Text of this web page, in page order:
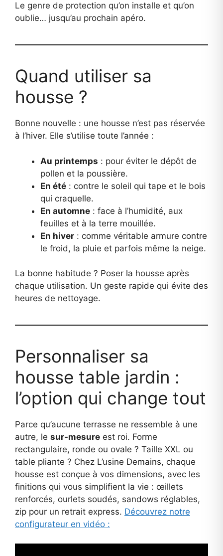
Le genre de protection qu’on installe et qu’on
oublie… jusqu’au prochain apéro.
Quand utiliser sa
housse ?
Bonne nouvelle : une housse n’est pas réservée
à l’hiver. Elle s’utilise toute l’année :
Au printemps : pour éviter le dépôt de
pollen et la poussière.
En été : contre le soleil qui tape et le bois
qui craquelle.
En automne : face à l’humidité, aux
feuilles et à la terre mouillée.
En hiver : comme véritable armure contre
le froid, la pluie et parfois même la neige.
La bonne habitude ? Poser la housse après
chaque utilisation. Un geste rapide qui évite des
heures de nettoyage.
Personnaliser sa
housse table jardin :
l’option qui change tout
Parce qu’aucune terrasse ne ressemble à une
autre, le sur-mesure est roi. Forme
rectangulaire, ronde ou ovale ? Taille XXL ou
table pliante ? Chez L’usine Demains, chaque
housse est conçue à vos dimensions, avec les
finitions qui vous simplifient la vie : œillets
renforcés, ourlets soudés, sandows réglables,
zip pour un retrait express. Découvrez notre
configurateur en vidéo :